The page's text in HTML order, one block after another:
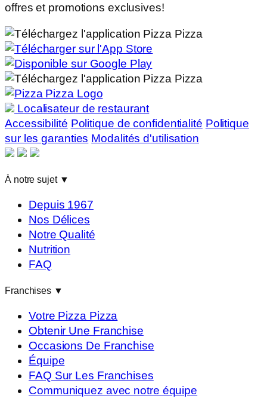
offres et promotions exclusives!
Localisateur de restaurant
Accessibilité Politique de confidentialité Politique
sur les garanties Modalités d'utilisation
À notre sujet ▼
Depuis 1967
Nos Délices
Notre Qualité
Nutrition
FAQ
Franchises ▼
Votre Pizza Pizza
Obtenir Une Franchise
Occasions De Franchise
Équipe
FAQ Sur Les Franchises
Communiquez avec notre équipe